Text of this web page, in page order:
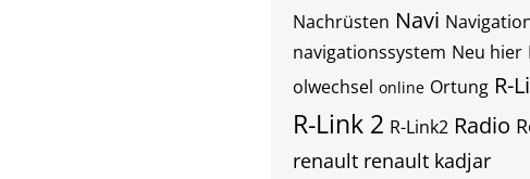
Nachrüsten Navi
navigationssystem Neu hier
olwechsel online Ortung R-
R-Link 2 R-Link2 Radio
renault renault kadjar